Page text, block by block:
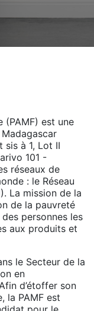
(PAMF) est une
à 1, Lot II
101 -
réseaux de
: le Réseau
La mission de la
de la pauvreté
personnes les
aux produits et
le Secteur de la
en
d’étoffer son
la PAMF est